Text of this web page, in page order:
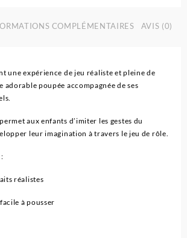
COMPLÉMENTAIRES AVIS (0)
une expérience de jeu réaliste et pleine de
adorable poupée accompagnée de ses
aux enfants d’imiter les gestes du
leur imagination à travers le jeu de rôle.
réalistes
à pousser